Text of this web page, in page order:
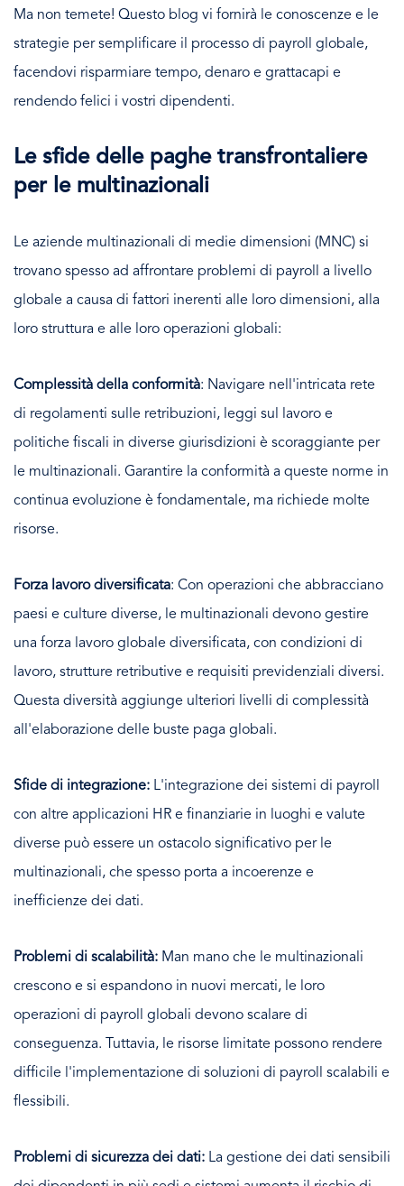
Ma non temete! Questo blog vi fornirà le conoscenze e le
strategie per semplificare il processo di payroll globale,
facendovi risparmiare tempo, denaro e grattacapi e
rendendo felici i vostri dipendenti.
Le sfide delle paghe transfrontaliere
per le multinazionali
Le aziende multinazionali di medie dimensioni (MNC) si
trovano spesso ad affrontare problemi di payroll a livello
globale a causa di fattori inerenti alle loro dimensioni, alla
loro struttura e alle loro operazioni globali:
Complessità della conformità: Navigare nell'intricata rete
di regolamenti sulle retribuzioni, leggi sul lavoro e
politiche fiscali in diverse giurisdizioni è scoraggiante per
le multinazionali. Garantire la conformità a queste norme in
continua evoluzione è fondamentale, ma richiede molte
risorse.
Forza lavoro diversificata: Con operazioni che abbracciano
paesi e culture diverse, le multinazionali devono gestire
una forza lavoro globale diversificata, con condizioni di
lavoro, strutture retributive e requisiti previdenziali diversi.
Questa diversità aggiunge ulteriori livelli di complessità
all'elaborazione delle buste paga globali.
Sfide di integrazione: L'integrazione dei sistemi di payroll
con altre applicazioni HR e finanziarie in luoghi e valute
diverse può essere un ostacolo significativo per le
multinazionali, che spesso porta a incoerenze e
inefficienze dei dati.
Problemi di scalabilità: Man mano che le multinazionali
crescono e si espandono in nuovi mercati, le loro
operazioni di payroll globali devono scalare di
conseguenza. Tuttavia, le risorse limitate possono rendere
difficile l'implementazione di soluzioni di payroll scalabili e
flessibili.
Problemi di sicurezza dei dati: La gestione dei dati sensibili